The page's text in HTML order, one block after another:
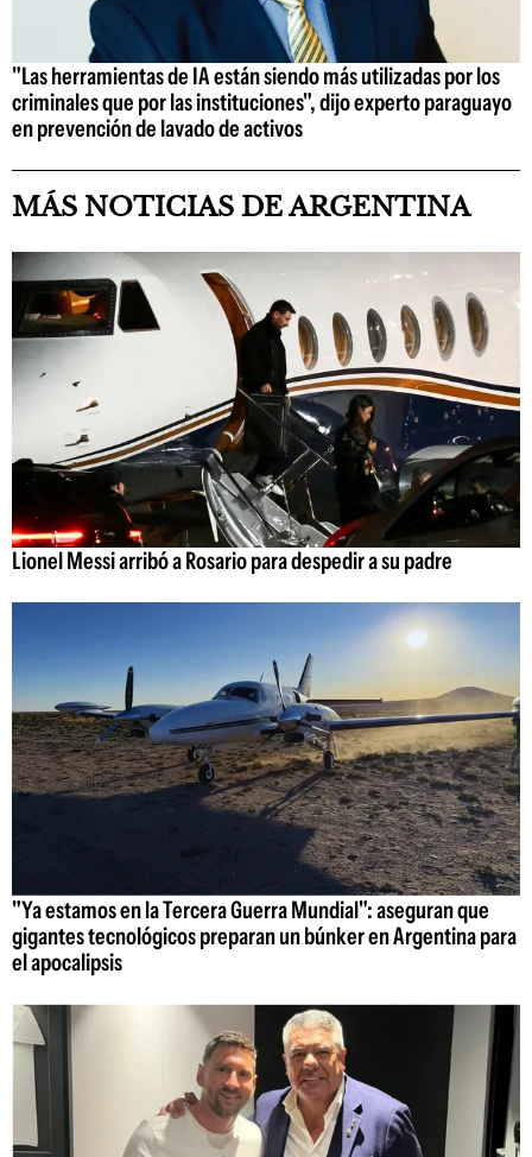
"Las herramientas de IA están siendo más utilizadas por los
criminales que por las instituciones", dijo experto paraguayo
en prevención de lavado de activos
MÁS NOTICIAS DE ARGENTINA
Lionel Messi arribó a Rosario para despedir a su padre
"Ya estamos en la Tercera Guerra Mundial": aseguran que
gigantes tecnológicos preparan un búnker en Argentina para
el apocalipsis